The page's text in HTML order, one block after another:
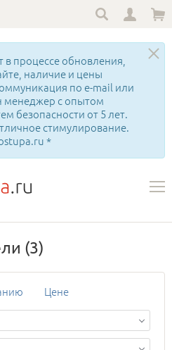
процессе обновления,
наличие и цены
по e-mail или
менеджер с опытом
безопасности от 5 лет.
стимулирование.
*
(3)
Цене